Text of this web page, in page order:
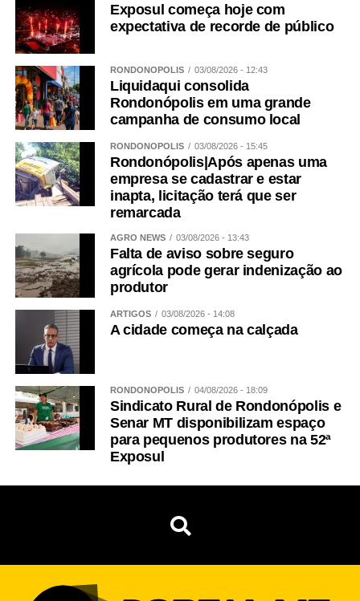
Exposul começa hoje com
expectativa de recorde de público
RONDONÓPOLIS 03/08/2026 - 12:43
Liquidaqui consolida
Rondonópolis em uma grande
campanha de consumo local
RONDONÓPOLIS 03/08/2026 - 15:45
Rondonópolis|Após apenas uma
empresa se cadastrar e estar
inapta, licitação terá que ser
remarcada
AGRO NEWS 03/08/2026 - 13:43
Falta de aviso sobre seguro
agrícola pode gerar indenização ao
produtor
ARTIGOS 03/08/2026 - 14:08
A cidade começa na calçada
RONDONÓPOLIS 04/08/2026 - 18:09
Sindicato Rural de Rondonópolis e
Senar MT disponibilizam espaço
para pequenos produtores na 52ª
Exposul